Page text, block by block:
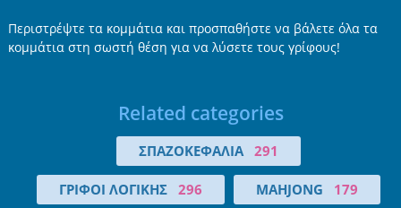
Περιστρέψτε τα κομμάτια και προσπαθήστε να βάλετε όλα τα
κομμάτια στη σωστή θέση για να λύσετε τους γρίφους!
Related categories
ΣΠΑΖΟΚΕΦΑΛΙΆ 291
ΓΡΊΦΟΙ ΛΟΓΙΚΉΣ 296 MAHJONG 179